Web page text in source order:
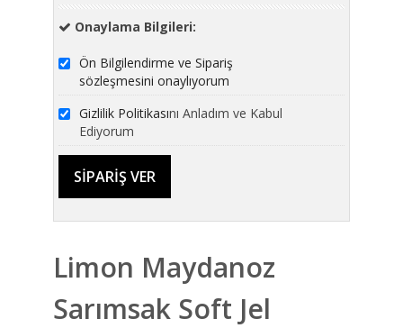
Onaylama Bilgileri:
Ön Bilgilendirme ve Sipariş
sözleşmesini onaylıyorum
Gizlilik Politikasını Anladım ve Kabul
Ediyorum
Limon Maydanoz
Sarımsak Soft Jel